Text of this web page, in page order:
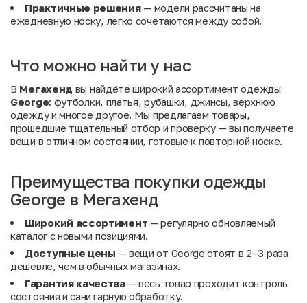
Практичные решения— модели рассчитаны на
ежедневную носку, легко сочетаются между собой.
Что можно найти у нас
В Мегахенд вы найдёте широкий ассортимент одежды
George: футболки, платья, рубашки, джинсы, верхнюю
одежду и многое другое. Мы предлагаем товары,
прошедшие тщательный отбор и проверку — вы получаете
вещи в отличном состоянии, готовые к повторной носке.
Преимущества покупки одежды
George в Мегахенд
Широкий ассортимент — регулярно обновляемый
каталог с новыми позициями.
Доступные цены — вещи от George стоят в 2–3 раза
дешевле, чем в обычных магазинах.
Гарантия качества— весь товар проходит контроль
состояния и санитарную обработку.